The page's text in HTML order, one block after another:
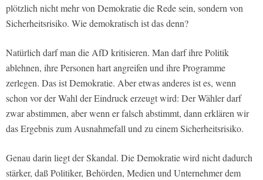
plötzlich nicht mehr von Demokratie die Rede sein, sondern von
Sicherheitsrisiko. Wie demokratisch ist das denn?
Natürlich darf man die AfD kritisieren. Man darf ihre Politik
ablehnen, ihre Personen hart angreifen und ihre Programme
zerlegen. Das ist Demokratie. Aber etwas anderes ist es, wenn
schon vor der Wahl der Eindruck erzeugt wird: Der Wähler darf
zwar abstimmen, aber wenn er falsch abstimmt, dann erklären wir
das Ergebnis zum Ausnahmefall und zu einem Sicherheitsrisiko.
Genau darin liegt der Skandal. Die Demokratie wird nicht dadurch
stärker, daß Politiker, Behörden, Medien und Unternehmer dem